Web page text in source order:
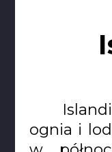
ognia i